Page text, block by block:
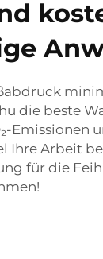
die beste
Emissionen
Ihre Arbeit
für die